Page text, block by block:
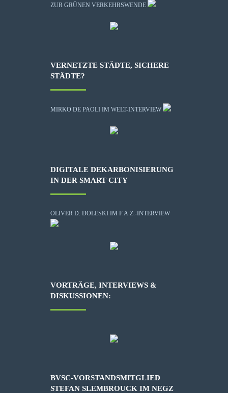
ZUR GRÜNEN VERKEHRSWENDE
VERNETZTE STÄDTE, SICHERE
STÄDTE?
MIRKO DE PAOLI IM WELT-INTERVIEW
DIGITALE DEKARBONISIERUNG
IN DER SMART CITY
OLIVER D. DOLESKI IM F.A.Z.-INTERVIEW
VORTRÄGE, INTERVIEWS &
DISKUSSIONEN:
BVSC-VORSTANDSMITGLIED
STEFAN SLEMBROUCK IM NEGZ